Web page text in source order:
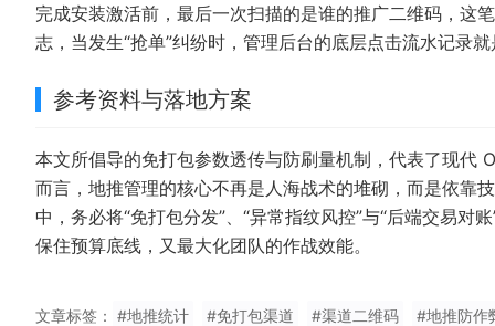
完成安装激活前，最后一次扫描的是谁的推广二维码，这
志，当发生“抢单”纠纷时，管理后台的底层点击流水记录
参考资料与落地方案
本文所倡导的免打包参数透传与防刷量机制，代表了现代
而言，地推管理的核心不再是人海战术的堆砌，而是依靠
中，务必将“免打包分发”、“异常指纹风控”与“后端交易
保住预算底线，又最大化团队的作战效能。
文章标签： #地推统计 #免打包渠道 #渠道二维码 #地推防作